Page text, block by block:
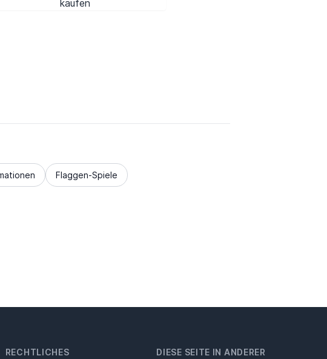
Flaggen-Spiele
RECHTLICHES
DIESE SEITE IN ANDERER